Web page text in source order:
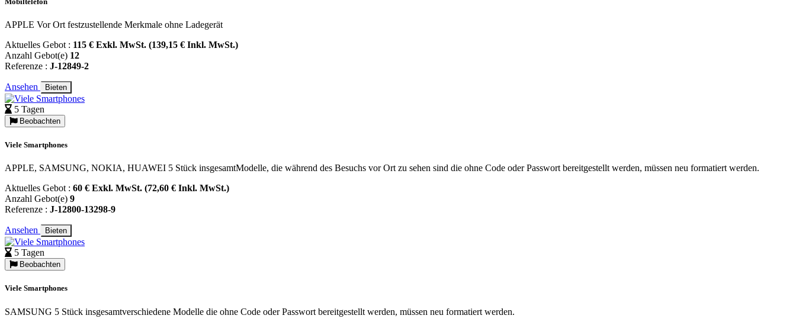
APPLE Vor Ort festzustellende Merkmale ohne Ladegerät
Aktuelles Gebot : 115 € Exkl. MwSt. (139,15 € Inkl. MwSt.)
Anzahl Gebot(e) 12
Referenze : J-12849-2
Ansehen Bieten
5 Tagen
Beobachten
Viele Smartphones
APPLE, SAMSUNG, NOKIA, HUAWEI 5 Stück insgesamtModelle, die während des Besuchs vor Ort zu sehen sind die ohne Code oder Passwort bereitgestellt werden, müssen neu formatiert werden.
Aktuelles Gebot : 60 € Exkl. MwSt. (72,60 € Inkl. MwSt.)
Anzahl Gebot(e) 9
Referenze : J-12800-13298-9
Ansehen Bieten
5 Tagen
Beobachten
Viele Smartphones
SAMSUNG 5 Stück insgesamtverschiedene Modelle die ohne Code oder Passwort bereitgestellt werden, müssen neu formatiert werden.